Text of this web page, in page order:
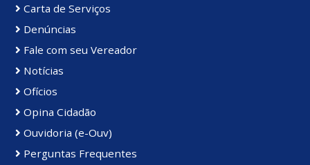
Carta de Serviços
Denúncias
Fale com seu Vereador
Notícias
Ofícios
Opina Cidadão
Ouvidoria (e-Ouv)
Perguntas Frequentes